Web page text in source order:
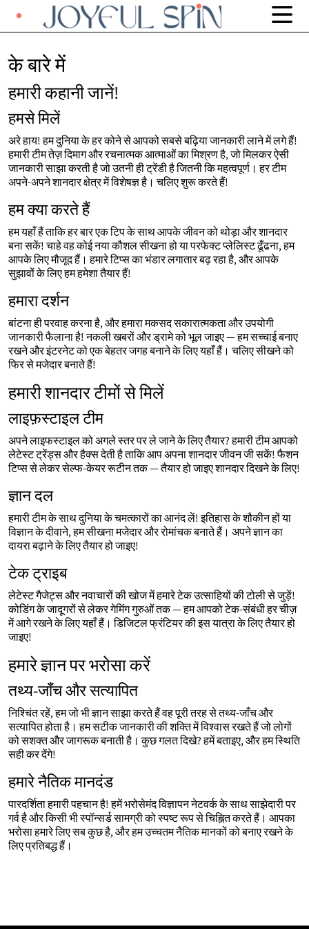
के बारे में
हमारी कहानी जानें!
हमसे मिलें
अरे हाय! हम दुनिया के हर कोने से आपको सबसे बढ़िया जानकारी लाने में लगे हैं!
हमारी टीम तेज़ दिमाग और रचनात्मक आत्माओं का मिश्रण है, जो मिलकर ऐसी
जानकारी साझा करती है जो उतनी ही ट्रेंडी है जितनी कि महत्वपूर्ण। हर टीम
अपने-अपने शानदार क्षेत्र में विशेषज्ञ है। चलिए शुरू करते हैं!
हम क्या करते हैं
हम यहाँ हैं ताकि हर बार एक टिप के साथ आपके जीवन को थोड़ा और शानदार
बना सकें! चाहे वह कोई नया कौशल सीखना हो या परफेक्ट प्लेलिस्ट ढूँढना, हम
आपके लिए मौजूद हैं। हमारे टिप्स का भंडार लगातार बढ़ रहा है, और आपके
सुझावों के लिए हम हमेशा तैयार हैं!
हमारा दर्शन
बांटना ही परवाह करना है, और हमारा मकसद सकारात्मकता और उपयोगी
जानकारी फैलाना है! नकली खबरों और ड्रामे को भूल जाइए — हम सच्चाई बनाए
रखने और इंटरनेट को एक बेहतर जगह बनाने के लिए यहाँ हैं। चलिए सीखने को
फिर से मजेदार बनाते हैं!
हमारी शानदार टीमों से मिलें
लाइफ़स्टाइल टीम
अपने लाइफस्टाइल को अगले स्तर पर ले जाने के लिए तैयार? हमारी टीम आपको
लेटेस्ट ट्रेंड्स और हैक्स देती है ताकि आप अपना शानदार जीवन जी सकें! फैशन
टिप्स से लेकर सेल्फ-केयर रूटीन तक — तैयार हो जाइए शानदार दिखने के लिए!
ज्ञान दल
हमारी टीम के साथ दुनिया के चमत्कारों का आनंद लें! इतिहास के शौकीन हों या
विज्ञान के दीवाने, हम सीखना मजेदार और रोमांचक बनाते हैं। अपने ज्ञान का
दायरा बढ़ाने के लिए तैयार हो जाइए!
टेक ट्राइब
लेटेस्ट गैजेट्स और नवाचारों की खोज में हमारे टेक उत्साहियों की टोली से जुड़ें!
कोडिंग के जादूगरों से लेकर गेमिंग गुरुओं तक — हम आपको टेक-संबंधी हर चीज़
में आगे रखने के लिए यहाँ हैं। डिजिटल फ्रंटियर की इस यात्रा के लिए तैयार हो
जाइए!
हमारे ज्ञान पर भरोसा करें
तथ्य-जाँच और सत्यापित
निश्चिंत रहें, हम जो भी ज्ञान साझा करते हैं वह पूरी तरह से तथ्य-जाँच और
सत्यापित होता है। हम सटीक जानकारी की शक्ति में विश्वास रखते हैं जो लोगों
को सशक्त और जागरूक बनाती है। कुछ गलत दिखे? हमें बताइए, और हम स्थिति
सही कर देंगे!
हमारे नैतिक मानदंड
पारदर्शिता हमारी पहचान है! हमें भरोसेमंद विज्ञापन नेटवर्क के साथ साझेदारी पर
गर्व है और किसी भी स्पॉन्सर्ड सामग्री को स्पष्ट रूप से चिह्नित करते हैं। आपका
भरोसा हमारे लिए सब कुछ है, और हम उच्चतम नैतिक मानकों को बनाए रखने के
लिए प्रतिबद्ध हैं।